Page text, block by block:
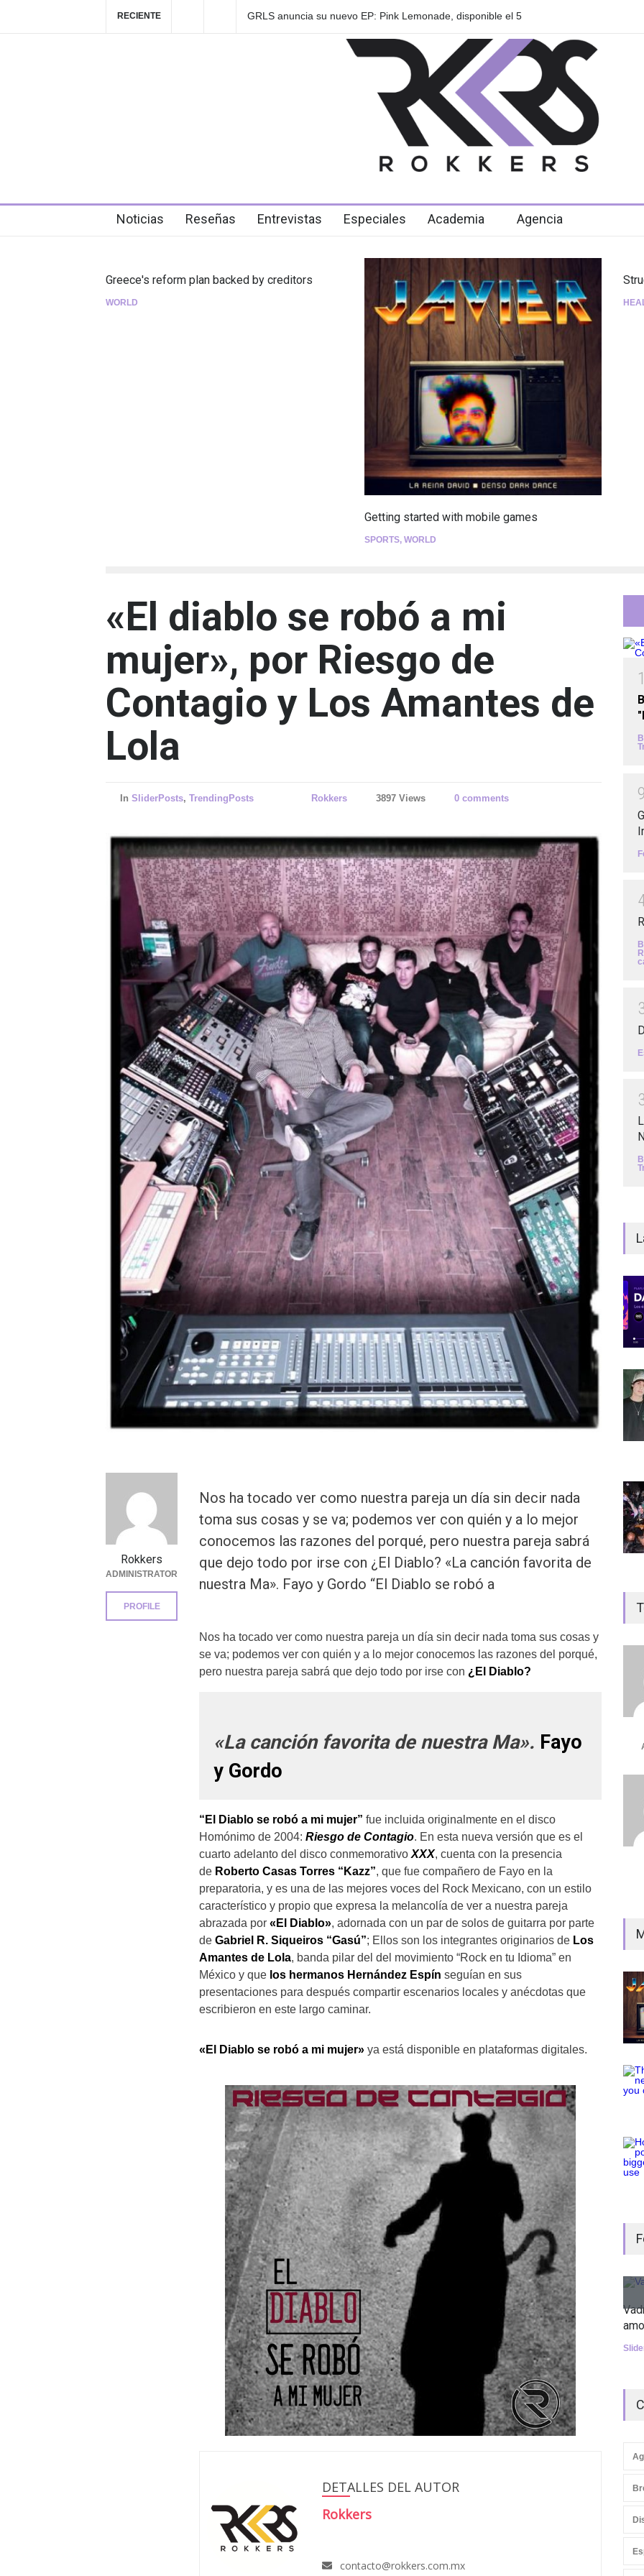
RECIENTE
Las Fokin Biches anuncian su gira internacional "Fuga Tour
Playlist Dale Mixx
Noticias Reseñas Entrevistas Especiales Academia Agencia
Greece's reform plan backed by creditors
WORLD
Getting started with mobile games
SPORTS, WORLD
«El diablo se robó a mi
mujer», por Riesgo de
Contagio y Los Amantes de
Lola
In SliderPosts, TrendingPosts Rokkers 3897 Views 0 comments
Nos ha tocado ver como nuestra pareja un día sin decir nada
toma sus cosas y se va; podemos ver con quién y a lo mejor
conocemos las razones del porqué, pero nuestra pareja sabrá
que dejo todo por irse con ¿El Diablo? «La canción favorita de
nuestra Ma». Fayo y Gordo “El Diablo se robó a
Nos ha tocado ver como nuestra pareja un día sin decir nada toma sus cosas y
se va; podemos ver con quién y a lo mejor conocemos las razones del porqué,
pero nuestra pareja sabrá que dejo todo por irse con ¿El Diablo?
«La canción favorita de nuestra Ma». Fayo
y Gordo
“El Diablo se robó a mi mujer” fue incluida originalmente en el disco
Homónimo de 2004: Riesgo de Contagio. En esta nueva versión que es el
cuarto adelanto del disco conmemorativo XXX, cuenta con la presencia
de Roberto Casas Torres “Kazz”, que fue compañero de Fayo en la
preparatoria, y es una de las mejores voces del Rock Mexicano, con un estilo
característico y propio que expresa la melancolía de ver a nuestra pareja
abrazada por «El Diablo», adornada con un par de solos de guitarra por parte
de Gabriel R. Siqueiros “Gasú”; Ellos son los integrantes originarios de Los
Amantes de Lola, banda pilar del del movimiento “Rock en tu Idioma” en
México y que los hermanos Hernández Espín seguían en sus
presentaciones para después compartir escenarios locales y anécdotas que
escribieron en este largo caminar.
«El Diablo se robó a mi mujer» ya está disponible en plataformas digitales.
DETALLES DEL AUTOR
Rokkers
contacto@rokkers.com.mx
Rokkers
ADMINISTRATOR
PROFILE
1
9